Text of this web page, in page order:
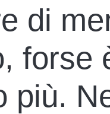
di
forse
più.